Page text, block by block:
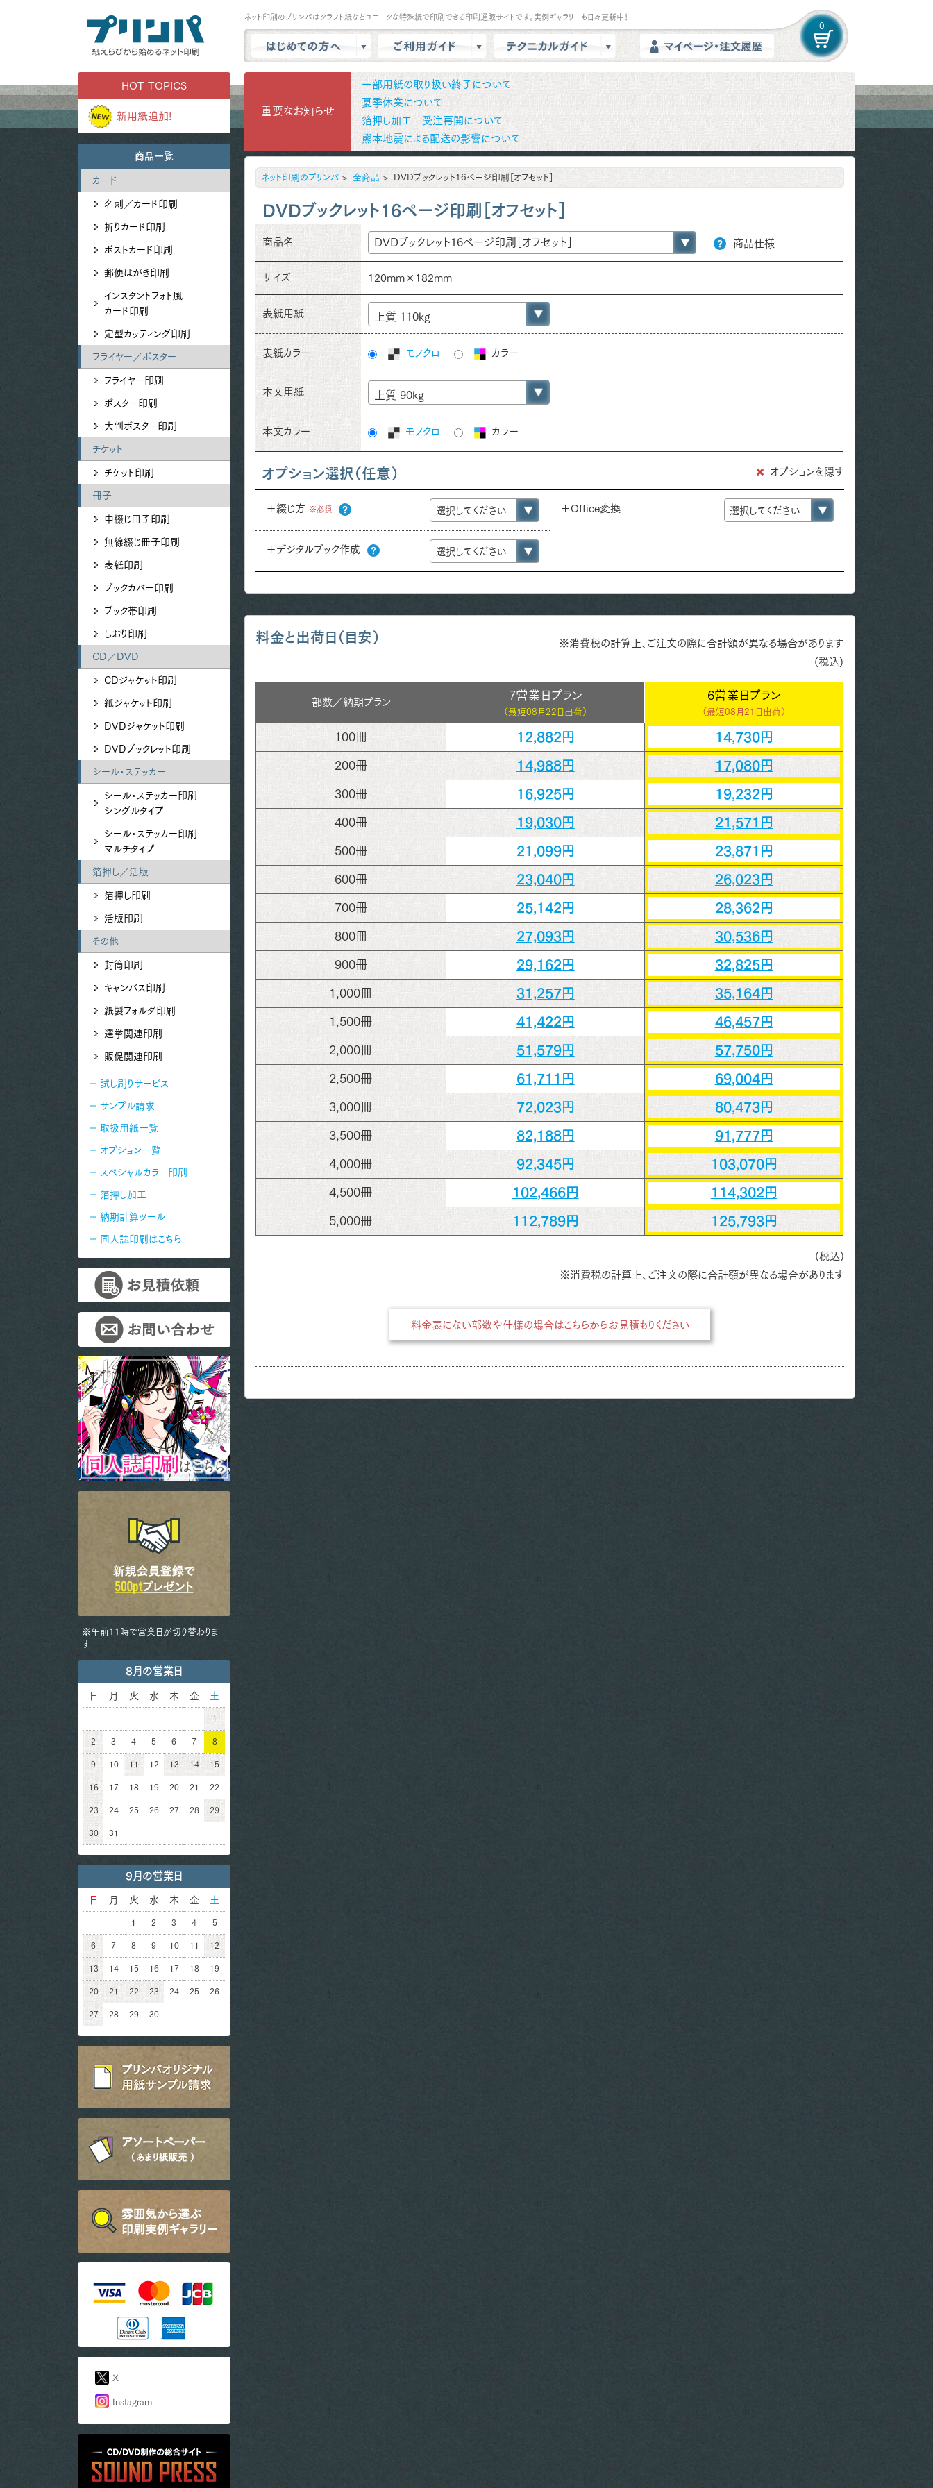
ネット印刷のプリンパはクラフト紙などユニークな特殊紙で印刷できる印刷通販サイトです。実例ギャラリーも日々更新中！
よくある質問
お問い合わせ
会員登録・ポイント
商品選択・カート
支払方法
データ入稿
配送方法/料金
テンプレート
印刷の基礎知識
0
HOT TOPICS
新用紙追加!
商品一覧
カード
名刺／カード印刷
折りカード印刷
ポストカード印刷
郵便はがき印刷
インスタントフォト風
カード印刷
定型カッティング印刷
フライヤー／ポスター
フライヤー印刷
ポスター印刷
大判ポスター印刷
チケット
チケット印刷
冊子
中綴じ冊子印刷
無線綴じ冊子印刷
表紙印刷
ブックカバー印刷
ブック帯印刷
しおり印刷
CD／DVD
CDジャケット印刷
紙ジャケット印刷
DVDジャケット印刷
DVDブックレット印刷
シール・ステッカー
シール・ステッカー印刷
シングルタイプ
シール・ステッカー印刷
マルチタイプ
箔押し／活版
箔押し印刷
活版印刷
その他
封筒印刷
キャンバス印刷
紙製フォルダ印刷
選挙関連印刷
販促関連印刷
試し刷りサービス
サンプル請求
取扱用紙一覧
オプション一覧
スペシャルカラー印刷
箔押し加工
納期計算ツール
同人誌印刷はこちら
※午前11時で営業日が切り替わりま
す
8月の営業日
日 月 火 水 木 金 土
1
2 3 4 5 6 7 8
9 10 11 12 13 14 15
16 17 18 19 20 21 22
23 24 25 26 27 28 29
30 31
9月の営業日
日 月 火 水 木 金 土
1 2 3 4 5
6 7 8 9 10 11 12
13 14 15 16 17 18 19
20 21 22 23 24 25 26
27 28 29 30
X
Instagram
重要なお知らせ
一部用紙の取り扱い終了について
夏季休業について
箔押し加工｜受注再開について
熊本地震による配送の影響について
ネット印刷のプリンパ 全商品 DVDブックレット16ページ印刷［オフセット］
DVDブックレット16ページ印刷［オフセット］
商品名 商品仕様
サイズ 120mm×182mm
表紙用紙 上質 110kg
表紙カラー モノクロ カラー
本文用紙 上質 90kg
本文カラー モノクロ カラー
オプション選択（任意） オプションを隠す
＋綴じ方 ※必須 ＋Office変換
＋デジタルブック作成
料金と出荷日（目安）
※消費税の計算上、ご注文の際に合計額が異なる場合があります
(税込)
部数／ 納期プラン
7営業日プラン
（最短08月22日出荷）
6営業日プラン
（最短08月21日出荷）
100冊 12,882円 14,730円
200冊 14,988円 17,080円
300冊 16,925円 19,232円
400冊 19,030円 21,571円
500冊 21,099円 23,871円
600冊 23,040円 26,023円
700冊 25,142円 28,362円
800冊 27,093円 30,536円
900冊 29,162円 32,825円
1,000冊 31,257円 35,164円
1,500冊 41,422円 46,457円
2,000冊 51,579円 57,750円
2,500冊 61,711円 69,004円
3,000冊 72,023円 80,473円
3,500冊 82,188円 91,777円
4,000冊 92,345円 103,070円
4,500冊 102,466円 114,302円
5,000冊 112,789円 125,793円
(税込)
※消費税の計算上、ご注文の際に合計額が異なる場合があります
料金表にない部数や仕様の場合はこちらからお見積もりください